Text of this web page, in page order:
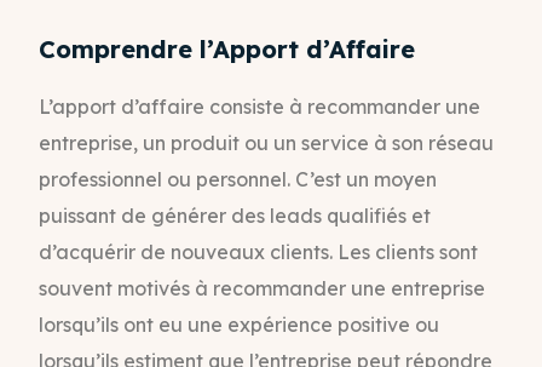
Comprendre l’Apport d’Affaire
L’apport d’affaire consiste à recommander une
entreprise, un produit ou un service à son réseau
professionnel ou personnel. C’est un moyen
puissant de générer des leads qualifiés et
d’acquérir de nouveaux clients. Les clients sont
souvent motivés à recommander une entreprise
lorsqu’ils ont eu une expérience positive ou
lorsqu’ils estiment que l’entreprise peut répondre